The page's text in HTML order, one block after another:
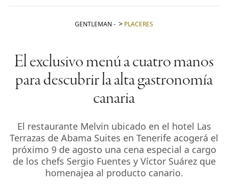
GENTLEMAN - PLACERES
El exclusivo menú a cuatro manos
para descubrir la alta gastronomía
canaria
El restaurante Melvin ubicado en el hotel Las
Terrazas de Abama Suites en Tenerife acogerá el
próximo 9 de agosto una cena especial a cargo
de los chefs Sergio Fuentes y Víctor Suárez que
homenajea al producto canario.